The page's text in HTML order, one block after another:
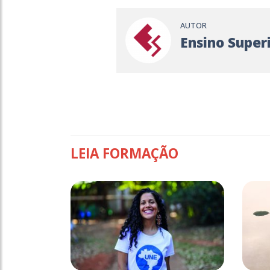
AUTOR
Ensino
LEIA FORMAÇÃO